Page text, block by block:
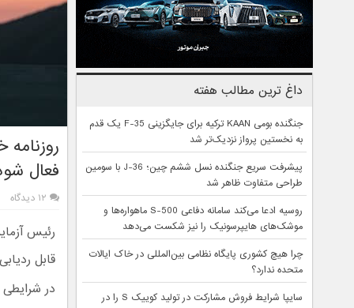
فعال
۱۲ دیدگاه
رئیس
قابل
در شرایطی
داغ ترین مطالب هفته
جنگنده بومی KAAN ترکیه برای جایگزینی F-35 یک قدم
به نخستین پرواز نزدیک‌تر شد
پیشرفت سریع جنگنده نسل ششم چین؛ J-36 با سومین
طراحی متفاوت ظاهر شد
روسیه ادعا می‌کند سامانه دفاعی S-500 ماهواره‌ها و
موشک‌های هایپرسونیک را نیز شکست می‌دهد
چرا هیچ کشوری پایگاه نظامی بین‌المللی در خاک ایالات
متحده ندارد؟
سایپا شرایط فروش مشارکت در تولید کوییک S را در